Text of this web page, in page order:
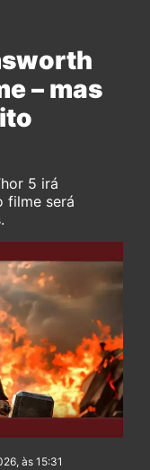
– mas
5 irá
filme será
às 15:31